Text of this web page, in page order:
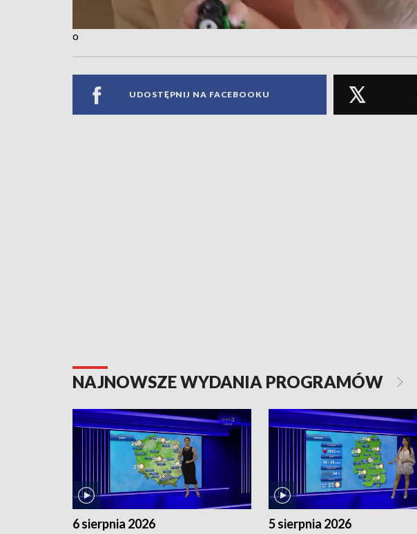
o
UDOSTĘPNIJ NA FACEBOOKU
NAJNOWSZE WYDANIA PROGRAMÓW
6 sierpnia 2026 5 sierpnia 2026